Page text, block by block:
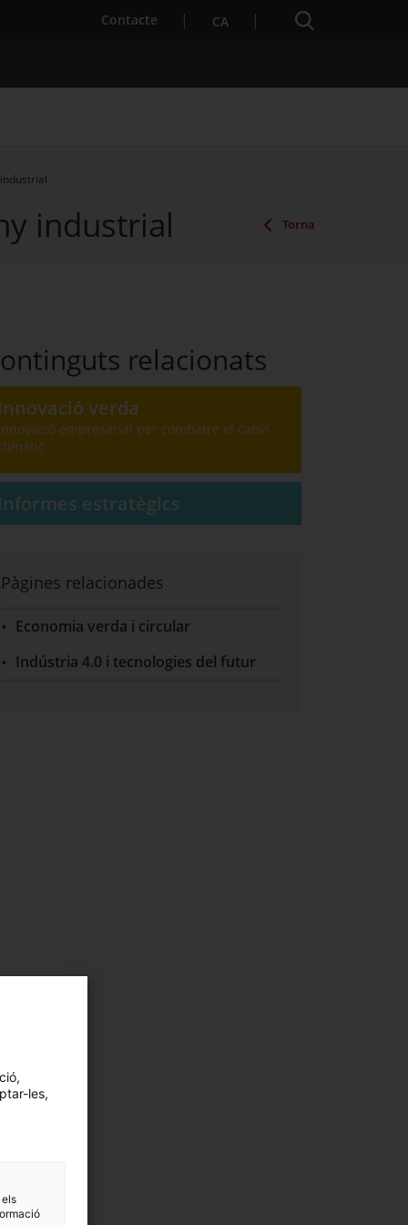
Contacte . Obre en una nova finestra.
CA Cercador
notícies Properes activitats
industrial Torna
relacionats
verda
empresarial per combatre el canvi
estratègics
Pàgines relacionades
Economia verda i circular
Indústria 4.0 i tecnologies del futur
les,